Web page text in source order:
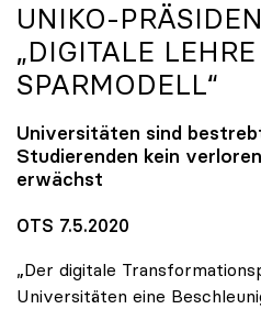
UNIKO-
„DIGITALE
SPARMODELL“
Universitäten sind
Studierenden kein
erwächst
OTS 7.5.2020
„Der digitale
Universitäten eine